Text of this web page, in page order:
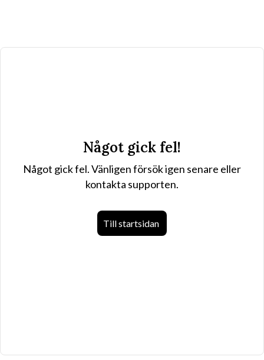
Något gick fel!
Något gick fel. Vänligen försök igen senare eller
kontakta supporten.
Till startsidan